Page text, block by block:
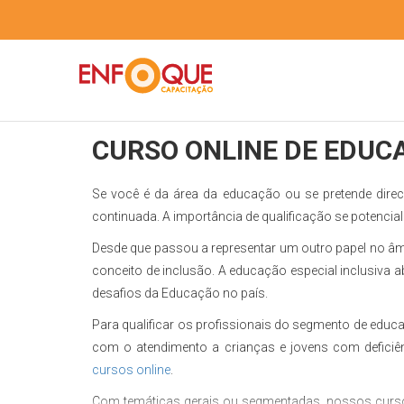
CURSO ONLINE DE
Se você é da área da educação ou se pretende
continuada. A importância de qualificação se
Desde que passou a representar um outro papel no
conceito de inclusão. A educação especial inclusiva
desafios da Educação no país.
Para qualificar os profissionais do segmento de
com o atendimento a crianças e jovens com
cursos online